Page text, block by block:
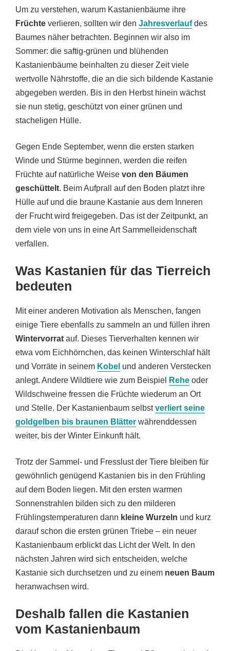
Um zu verstehen, warum Kastanienbäume ihre
Früchte verlieren, sollten wir den Jahresverlaufdes
Baumes näher betrachten. Beginnen wir also im
Sommer: die saftig-grünen und blühenden
Kastanienbäume beinhalten zu dieser Zeit viele
wertvolle Nährstoffe, die an die sich bildende Kastanie
abgegeben werden. Bis in den Herbst hinein wächst
sie nun stetig, geschützt von einer grünen und
stacheligen Hülle.
Gegen Ende September, wenn die ersten starken
Winde und Stürme beginnen, werden die reifen
Früchte auf natürliche Weise von den Bäumen
geschüttelt. Beim Aufprall auf den Boden platzt ihre
Hülle auf und die braune Kastanie aus dem Inneren
der Frucht wird freigegeben. Das ist der Zeitpunkt, an
dem viele von uns in eine Art Sammelleidenschaft
verfallen.
Was Kastanien für das Tierreich
bedeuten
Mit einer anderen Motivation als Menschen, fangen
einige Tiere ebenfalls zu sammeln an und füllen ihren
Wintervorrat auf. Dieses Tierverhalten kennen wir
etwa vom Eichhörnchen, das keinen Winterschlaf hält
und Vorräte in seinem Kobel und anderen Verstecken
anlegt. Andere Wildtiere wie zum Beispiel
Rehe oder
Wildschweine fressen die Früchte wiederum an Ort
und Stelle. Der Kastanienbaum selbstverliert seine
goldgelben bis braunen Blätter währenddessen
weiter, bis der Winter Einkunft hält.
Trotz der Sammel- und Fresslust der Tiere bleiben für
gewöhnlich genügend Kastanien bis in den Frühling
auf dem Boden liegen. Mit den ersten warmen
Sonnenstrahlen bilden sich zu den milderen
Frühlingstemperaturen dann kleine Wurzeln und kurz
darauf schon die ersten grünen Triebe – ein neuer
Kastanienbaum erblickt das Licht der Welt. In den
nächsten Jahren wird sich entscheiden, welche
Kastanie sich durchsetzen und zu einem neuen Baum
heranwachsen wird.
Deshalb fallen die Kastanien
vom Kastanienbaum